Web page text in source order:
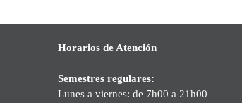
Horarios de Atención
Semestres regulares:
Lunes a viernes: de 7h00 a 21h00